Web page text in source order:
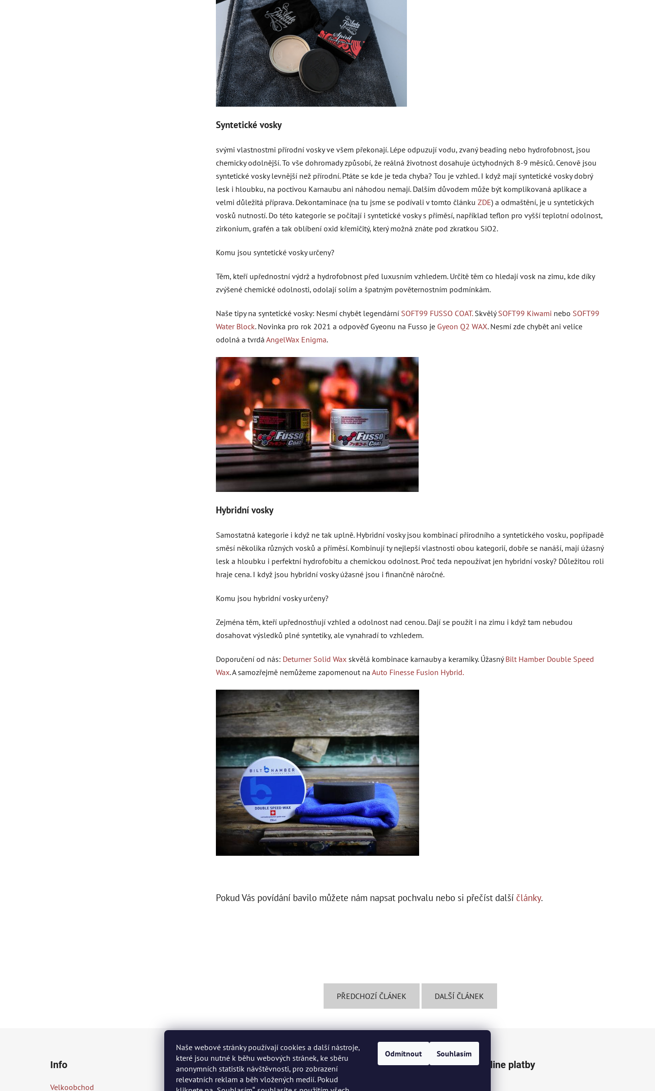
Naše webové stránky používají cookies a další nástroje,
které jsou nutné k běhu webových stránek, ke sběru
anonymních statistik návštěvnosti, pro zobrazení
relevatních reklam a běh vložených medií. Pokud
Odmítnout Souhlasím
Syntetické vosky
svými vlastnostmi přírodní vosky ve všem překonají. Lépe odpuzují vodu, zvaný beading nebo hydrofobnost, jsou
chemicky odolnější. To vše dohromady způsobí, že reálná životnost dosahuje úctyhodných 8-9 měsíců. Cenově jsou
syntetické vosky levnější než přírodní. Ptáte se kde je teda chyba? Tou je vzhled. I když mají syntetické vosky dobrý
lesk i hloubku, na poctivou Karnaubu ani náhodou nemají. Dalším důvodem může být komplikovaná aplikace a
velmi důležitá příprava. Dekontaminace (na tu jsme se podívali v tomto článku ZDE) a odmaštění, je u syntetických
vosků nutností. Do této kategorie se počítají i syntetické vosky s příměsí, například teflon pro vyšší teplotní odolnost,
zirkonium, grafén a tak oblíbení oxid křemičitý, který možná znáte pod zkratkou SiO2.
Komu jsou syntetické vosky určeny?
Těm, kteří upřednostní výdrž a hydrofobnost před luxusním vzhledem. Určitě těm co hledají vosk na zimu, kde díky
zvýšené chemické odolnosti, odolají solím a špatným pověternostním podmínkám.
Naše tipy na syntetické vosky: Nesmí chybět legendární SOFT99 FUSSO COAT.SkvělýSOFT99 Kiwami nebo SOFT99
Water Block. Novinka pro rok 2021 a odpověď Gyeonu na Fusso je Gyeon Q2 WAX. Nesmí zde chybět ani velice
odolná a tvrdá AngelWax Enigma.
Hybridní vosky
Samostatná kategorie i když ne tak uplně. Hybridní vosky jsou kombinací přírodního a syntetického vosku, popřípadě
směsí několika různých vosků a příměsí. Kombinují ty nejlepší vlastnosti obou kategorií, dobře se nanáší, mají úžasný
lesk a hloubku i perfektní hydrofobitu a chemickou odolnost. Proč teda nepoužívat jen hybridní vosky? Důležitou roli
hraje cena. I když jsou hybridní vosky úžasné jsou i finančně náročné.
Komu jsou hybridní vosky určeny?
Zejména těm, kteří upřednostňují vzhled a odolnost nad cenou. Dají se použít i na zimu i když tam nebudou
dosahovat výsledků plné syntetiky, ale vynahradí to vzhledem.
Doporučení od nás: Deturner Solid Wax skvělá kombinace karnauby a keramiky. ÚžasnýBilt Hamber Double Speed
Wax. A samozřejmě nemůžeme zapomenout na Auto Finesse Fusion Hybrid.
Pokud Vás povídání bavilo můžete nám napsat pochvalu nebo si přečíst další články.
PŘEDCHOZÍ ČLÁNEK DALŠÍ ČLÁNEK
Info
Velkoobchod
Kontakt Přijímáme online platby